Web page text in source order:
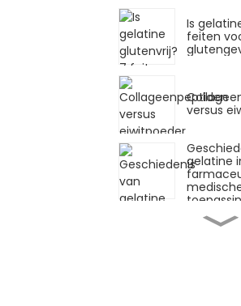
Is
feiten
versus
gelatine
Welke rol